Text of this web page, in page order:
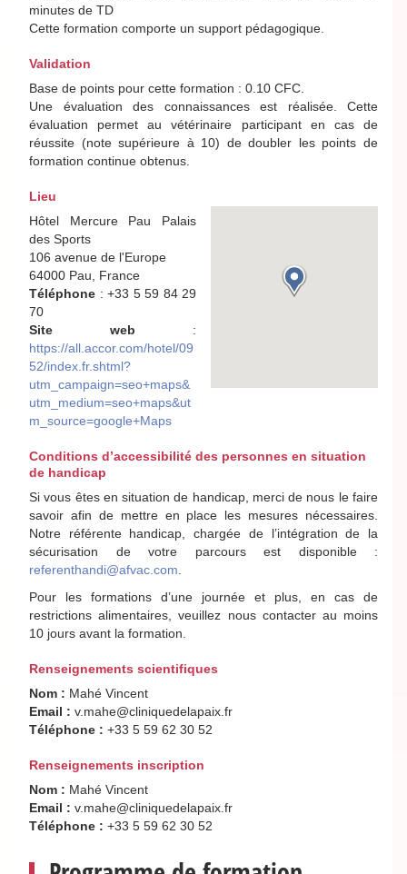
minutes de TD
Cette formation comporte un support pédagogique.
Validation
Base de points pour cette formation : 0.10 CFC.
Une évaluation des connaissances est réalisée. Cette
évaluation permet au vétérinaire participant en cas de
réussite (note supérieure à 10) de doubler les points de
formation continue obtenus.
Lieu
Hôtel Mercure Pau Palais
des Sports
106 avenue de l'Europe
64000 Pau, France
Téléphone : +33 5 59 84 29
70
Site web :
https://all.accor.com/hotel/09
52/index.fr.shtml?
utm_campaign=seo+maps&
utm_medium=seo+maps&ut
m_source=google+Maps
Conditions d’accessibilité des personnes en situation
de handicap
Si vous êtes en situation de handicap, merci de nous le faire
savoir afin de mettre en place les mesures nécessaires.
Notre référente handicap, chargée de l’intégration de la
sécurisation de votre parcours est disponible :
referenthandi@afvac.com
Pour les formations d’une journée et plus, en cas de
restrictions alimentaires, veuillez nous contacter au moins
10 jours avant la formation.
Renseignements scientifiques
Nom : Mahé Vincent
Email : v.mahe@cliniquedelapaix.fr
Téléphone : +33 5 59 62 30 52
Renseignements inscription
Nom : Mahé Vincent
Email : v.mahe@cliniquedelapaix.fr
Téléphone : +33 5 59 62 30 52